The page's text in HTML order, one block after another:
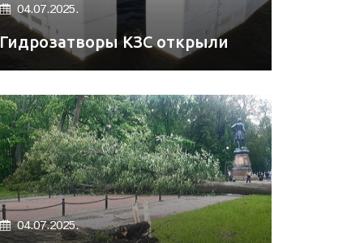
04.07.2025.
Гидрозатворы КЗС открыли
04.07.2025.